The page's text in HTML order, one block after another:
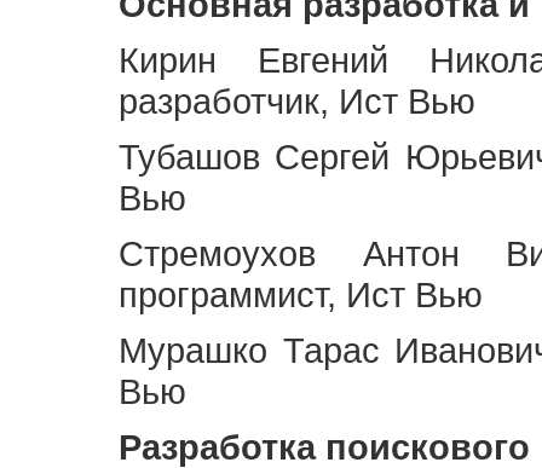
Кирин Евгений
разработчик, Ист Вью
Тубашов Сергей
Вью
Стремоухов Антон
программист, Ист Вью
Мурашко Тарас
Вью
Разработка